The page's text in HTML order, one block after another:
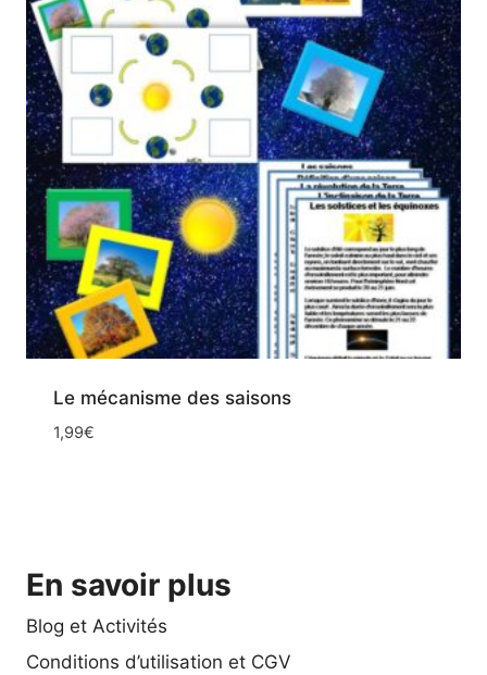
Le mécanisme des saisons
1,99€
En savoir plus
Blog et Activités
Conditions d’utilisation et CGV